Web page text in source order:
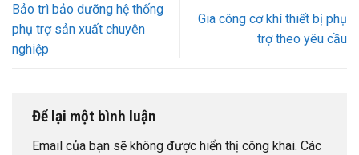
Bảo trì bảo dưỡng hệ thống
phụ trợ sản xuất chuyên
nghiệp
Gia công cơ khí thiết bị phụ
trợ theo yêu cầu
Để lại một bình luận
Email của bạn sẽ không được hiển thị công khai. Các